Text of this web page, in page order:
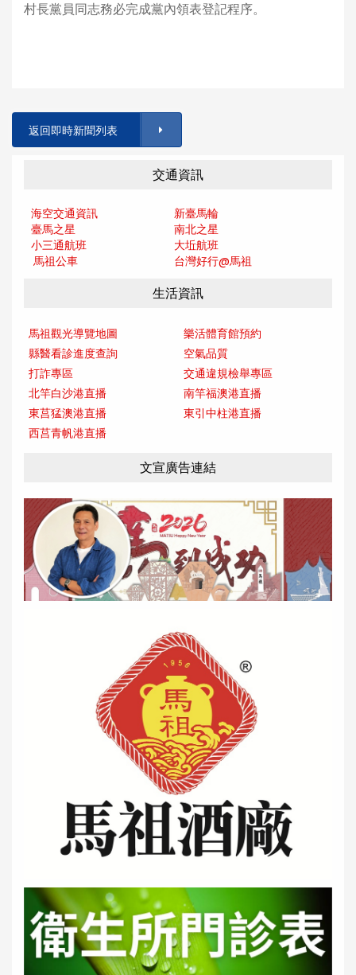
村長黨員同志務必完成黨內領表登記程序。
返回即時新聞列表
交通資訊
海空交通資訊
新臺馬輪
臺馬之星
南北之星
小三通航班
大坵航班
馬祖公車
台灣好行@馬祖
生活資訊
馬祖觀光導覽地圖
樂活體育館預約
縣醫看診進度查詢
空氣品質
打詐專區
交通違規檢舉專區
北竿白沙港直播
南竿福澳港直播
東莒猛澳港直播
東引中柱港直播
西莒青帆港直播
文宣廣告連結